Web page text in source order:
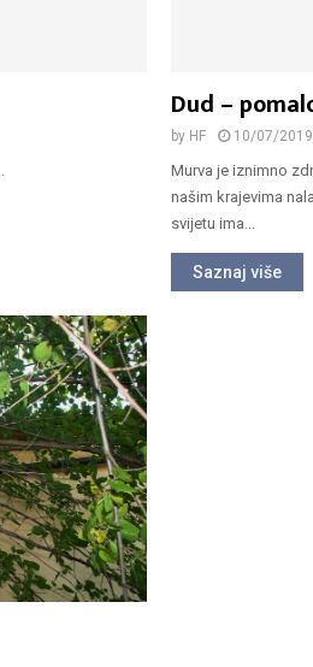
Dud –
by HF 10/07/2019
Murva je iznimno
našim krajevima
svijetu ima...
Saznaj više